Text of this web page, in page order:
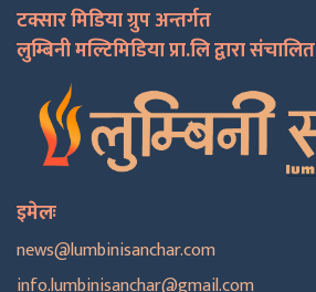
टक्सार मिडिया ग्रुप अन्तर्गत
लुम्बिनी मल्टिमिडिया प्रा.लि द्वारा संचालित
इमेलः
news@lumbinisanchar.com